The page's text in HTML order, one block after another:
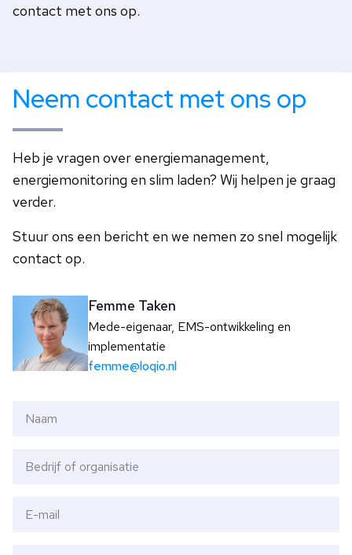
contact met ons op.
Neem contact met ons op
Heb je vragen over energiemanagement,
energiemonitoring en slim laden? Wij helpen je graag
verder.
Stuur ons een bericht en we nemen zo snel mogelijk
contact op.
Femme Taken
Mede-eigenaar, EMS-ontwikkeling en
implementatie
femme@loqio.nl